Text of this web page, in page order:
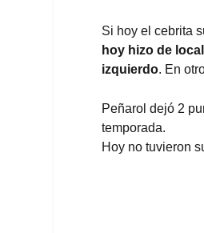
Si hoy el cebrita
hoy hizo de
izquierdo. En
Peñarol dejó 2
temporada.
Hoy no tuvieron